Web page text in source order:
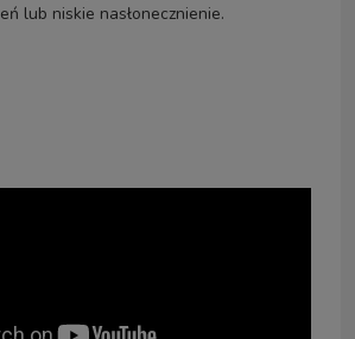
lub niskie nasłonecznienie.